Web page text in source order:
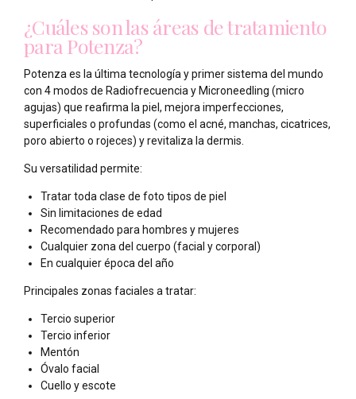
¿Cuáles son las áreas de tratamiento
para Potenza?
Potenza es la última tecnología y primer sistema del mundo
con 4 modos de Radiofrecuencia y Microneedling (micro
agujas) que reafirma la piel, mejora imperfecciones,
superficiales o profundas (como el acné, manchas, cicatrices,
poro abierto o rojeces) y revitaliza la dermis.
Su versatilidad permite:
Tratar toda clase de foto tipos de piel
Sin limitaciones de edad
Recomendado para hombres y mujeres
Cualquier zona del cuerpo (facial y corporal)
En cualquier época del año
Principales zonas faciales a tratar:
Tercio superior
Tercio inferior
Mentón
Óvalo facial
Cuello y escote
0
1
2
3
4
5
0
1
2
3
4
5